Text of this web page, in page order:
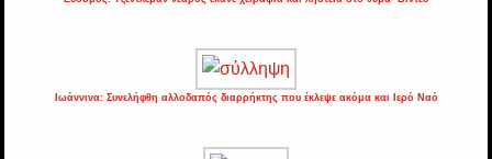
Ιωάννινα: Συνελήφθη αλλοδαπός διαρρήκτης που έκλεψε ακόμα και Ιερό Ναό